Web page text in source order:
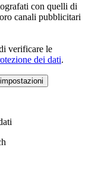
con quelli di
canali pubblicitari
verificare le
dei dati.